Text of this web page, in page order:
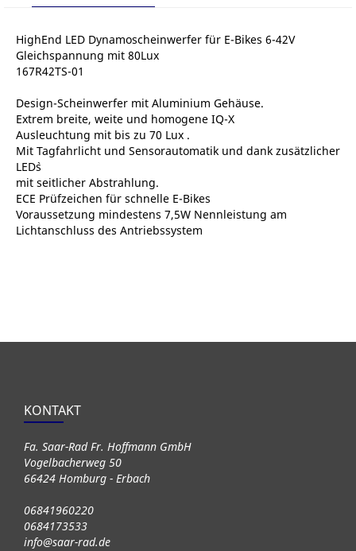
HighEnd LED Dynamoscheinwerfer für E-Bikes 6-42V
Gleichspannung mit 80Lux
167R42TS-01
Design-Scheinwerfer mit Aluminium Gehäuse.
Extrem breite, weite und homogene IQ-X
Ausleuchtung mit bis zu 70 Lux .
Mit Tagfahrlicht und Sensorautomatik und dank zusätzlicher
LED`s
mit seitlicher Abstrahlung.
ECE Prüfzeichen für schnelle E-Bikes
Voraussetzung mindestens 7,5W Nennleistung am
Lichtanschluss des Antriebssystem
KONTAKT
Fa. Saar-Rad Fr. Hoffmann GmbH
Vogelbacherweg 50
66424 Homburg - Erbach
06841960220
0684173533
info@saar-rad.de